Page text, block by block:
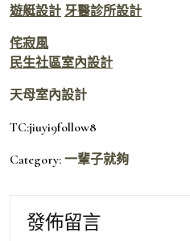
遊艇設計 牙醫診所設計
侘寂風
民生社區室內設計
天母室內設計
TC:jiuyi9follow8
Category: 一輩子就夠
發佈留言